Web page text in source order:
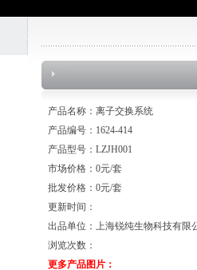
产品名称：离子交换系统
产品编号：1624-414
产品型号：LZJH001
市场价格：0元/套
批发价格：0元/套
更新时间：
出品单位：上海锐纯生物科技有限
浏览次数：
更多产品图片：